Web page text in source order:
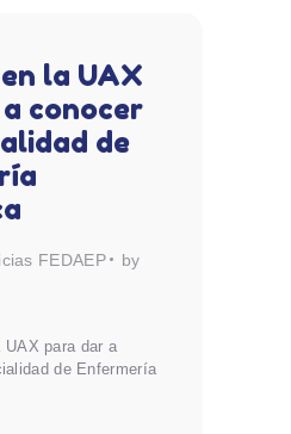
la UAX
conocer
de
FEDAEP
by